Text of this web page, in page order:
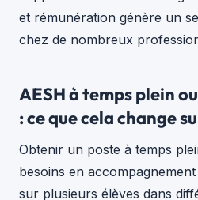
et rémunération génère un
chez de nombreux
AESH à temps plein
: ce que cela change
Obtenir un poste à temps
besoins en
sur plusieurs élèves dans